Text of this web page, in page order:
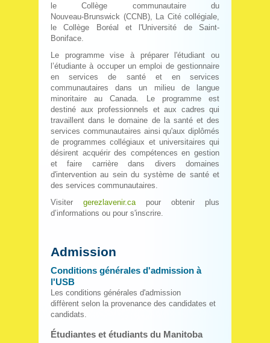
le Collège communautaire du
Nouveau‑Brunswick (CCNB), La Cité collégiale,
le Collège Boréal et l'Université de Saint-
Boniface.
Le programme vise à préparer l'étudiant ou
l’étudiante à occuper un emploi de gestionnaire
en services de santé et en services
communautaires dans un milieu de langue
minoritaire au Canada. Le programme est
destiné aux professionnels et aux cadres qui
travaillent dans le domaine de la santé et des
services communautaires ainsi qu'aux diplômés
de programmes collégiaux et universitaires qui
désirent acquérir des compétences en gestion
et faire carrière dans divers domaines
d'intervention au sein du système de santé et
des services communautaires.
Visiter gerezlavenir.capour obtenir plus
d’informations ou pour s'inscrire.
Admission
Conditions générales d'admission à
l'USB
Les conditions générales d'admission
diffèrent selon la provenance des candidates et
candidats.
Étudiantes et étudiants du Manitoba